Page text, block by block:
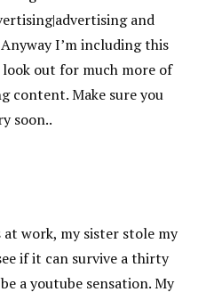
and
I’m including this
look out for much more of
content. Make sure you
soon..
at work, my sister stole my
if it can survive a thirty
a youtube sensation. My